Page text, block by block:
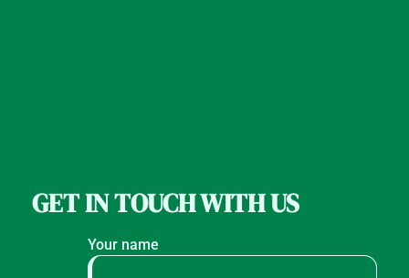
GET IN TOUCH WITH US
Your name